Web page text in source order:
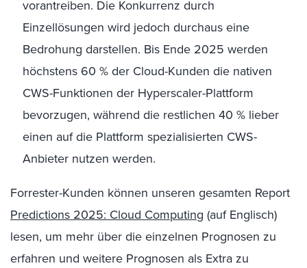
vorantreiben. Die Konkurrenz durch
Einzellösungen wird jedoch durchaus eine
Bedrohung darstellen. Bis Ende 2025 werden
höchstens 60 % der Cloud-Kunden die nativen
CWS-Funktionen der Hyperscaler-Plattform
bevorzugen, während die restlichen 40 % lieber
einen auf die Plattform spezialisierten CWS-
Anbieter nutzen werden.
Forrester-Kunden können unseren gesamten Report
Predictions 2025: Cloud Computing (auf Englisch)
lesen, um mehr über die einzelnen Prognosen zu
erfahren und weitere Prognosen als Extra zu